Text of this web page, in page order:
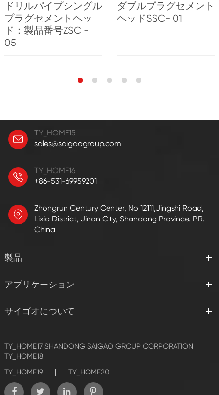
ドリルパイプシングル
プラグセメントヘッ
ド：製品番号ZSC -
05
ダブルプラグセメント
ヘッドSSC- 01
TY_HOME15
sales@saigaogroup.com
TY_HOME16
+86-531-69959201
Zhongrun Century Center, No 12111,Jingshi Road,
Lixia District, Jinan City, Shandong Province. P.R.
China
製品
アプリケーション
サイゴオについて
TY_HOME17 SHANDONG SAIGAO GROUP CORPORATION
TY_HOME18
TY_HOME19
| TY_HOME20